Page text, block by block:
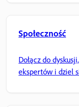
Społeczność
Dołącz do
ekspertów i dziel